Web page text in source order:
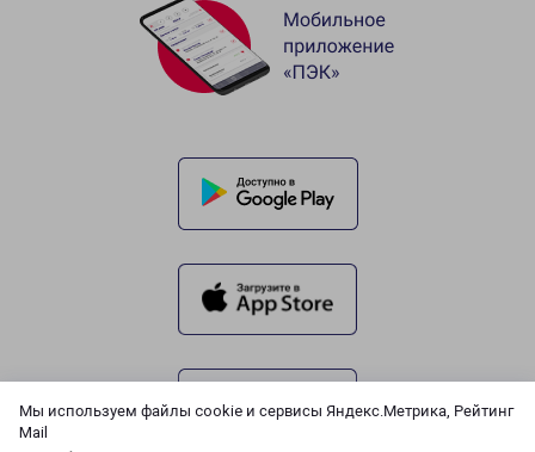
Мы используем файлы cookie и сервисы Яндекс.Метрика, Рейтинг
Mail